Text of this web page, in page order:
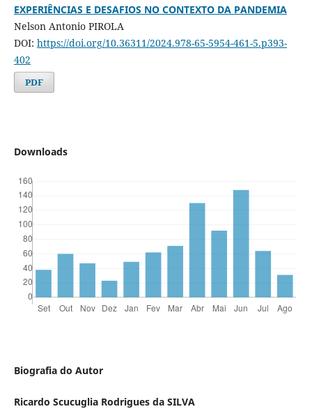
EXPERIÊNCIAS E DESAFIOS NO CONTEXTO DA PANDEMIA
Nelson Antonio PIROLA
DOI: https://doi.org/10.36311/2024.978-65-5954-461-5.p393-
402
PDF
Downloads
Biografia do Autor
Ricardo Scucuglia Rodrigues da SILVA